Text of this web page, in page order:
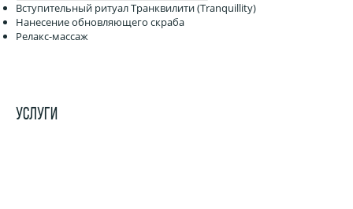
УСЛУГИ
Вступительный ритуал Транквилити (Tranquillity)
Нанесение обновляющего скраба
Релакс-массаж